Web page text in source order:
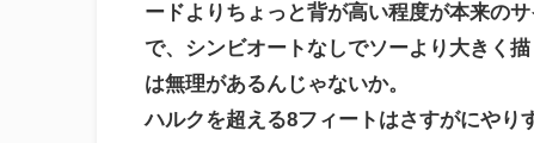
ードよりちょっと背が高い程度が本来の
で、シンビオートなしでソーより大きく
は無理があるんじゃないか。
ハルクを超える8フィートはさすがにやり